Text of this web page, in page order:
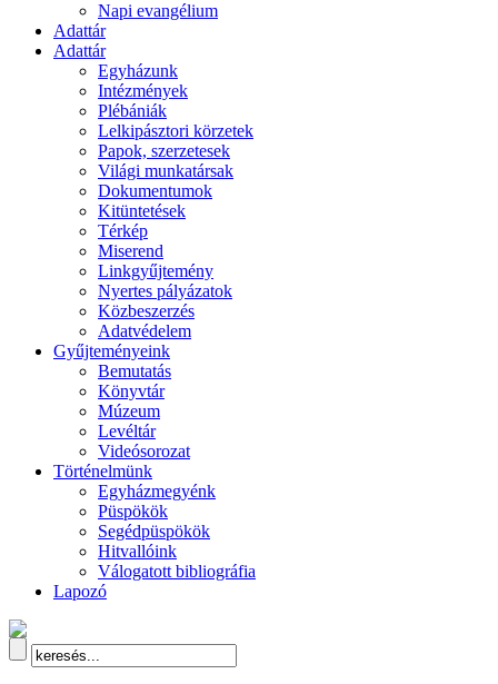
Napi evangélium
Adattár
Adattár
Egyházunk
Intézmények
Plébániák
Lelkipásztori körzetek
Papok, szerzetesek
Világi munkatársak
Dokumentumok
Kitüntetések
Térkép
Miserend
Linkgyűjtemény
Nyertes pályázatok
Közbeszerzés
Adatvédelem
Gyűjteményeink
Bemutatás
Könyvtár
Múzeum
Levéltár
Videósorozat
Történelmünk
Egyházmegyénk
Püspökök
Segédpüspökök
Hitvallóink
Válogatott bibliográfia
Lapozó